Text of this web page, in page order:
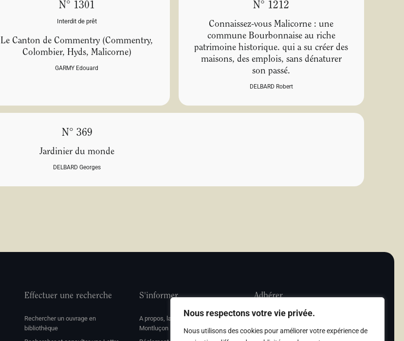
Nous respectons votre vie privée.
Nous utilisons des cookies pour améliorer votre expérience de
N° 1301
Interdit de prêt
Le Canton de Commentry (Commentry,
Colombier, Hyds, Malicorne)
GARMY Edouard
N° 1212
Connaissez-vous Malicorne : une
commune Bourbonnaise au riche
patrimoine historique. qui a su créer des
maisons, des emplois, sans dénaturer
son passé.
DELBARD Robert
N° 369
Jardinier du monde
DELBARD Georges
Effectuer une recherche
Rechercher un ouvrage en
bibliothèque
S'informer
A propos, la société Les Amis de
Montluçon
Adhérer
Adhésion